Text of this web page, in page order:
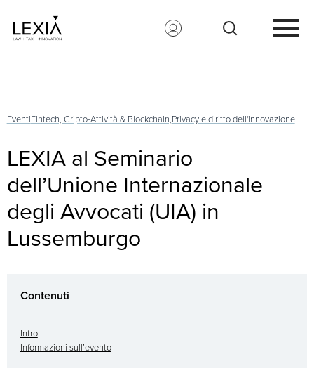
EventiFintech, Cripto-Attività & Blockchain,Privacy e diritto dell'innovazione
LEXIA al Seminario
dell’Unione Internazionale
degli Avvocati (UIA) in
Lussemburgo
Contenuti
Intro
Informazioni sull’evento